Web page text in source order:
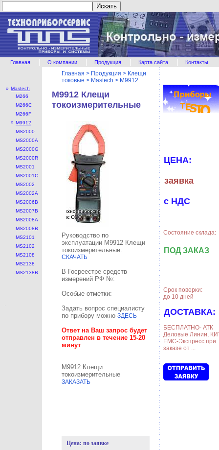
Главная О компании Продукция Карта сайта Контакты
» Mastech
M266
M266C
M266F
» M9912
MS2000
MS2000A
MS2000G
MS2000R
MS2001
MS2001C
MS2002
MS2002A
MS2006B
MS2007B
MS2008A
MS2008B
MS2101
MS2102
MS2108
MS2138
MS2138R
Главная > Продукция > Клещи
токовые > Mastech > M9912
M9912 Клещи
токоизмерительные
Руководство по
эксплуатации M9912 Клещи
токоизмерительные:
СКАЧАТЬ
В Госреестре средств
измерений РФ №:
Особые отметки:
Задать вопрос специалисту
по прибору можно ЗДЕСЬ
Ответ на Ваш запрос будет
отправлен в течение 15-20
минут
M9912 Клещи
токоизмерительные
ЗАКАЗАТЬ
Цена: по заявке
ЦЕНА:
заявка
с НДС
Состояние склада:
ПОД ЗАКАЗ
Срок поверки:
до 10 дней
ДОСТАВКА:
БЕСПЛАТНО- АТК
Деловые Линии,
ЕМС-Экспресс при
заказе от ...